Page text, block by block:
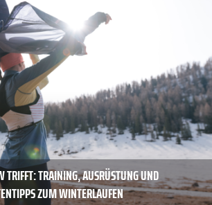
TRIFFT: TRAINING, AUSRÜSTUNG UND
ZUM WINTERLAUFEN